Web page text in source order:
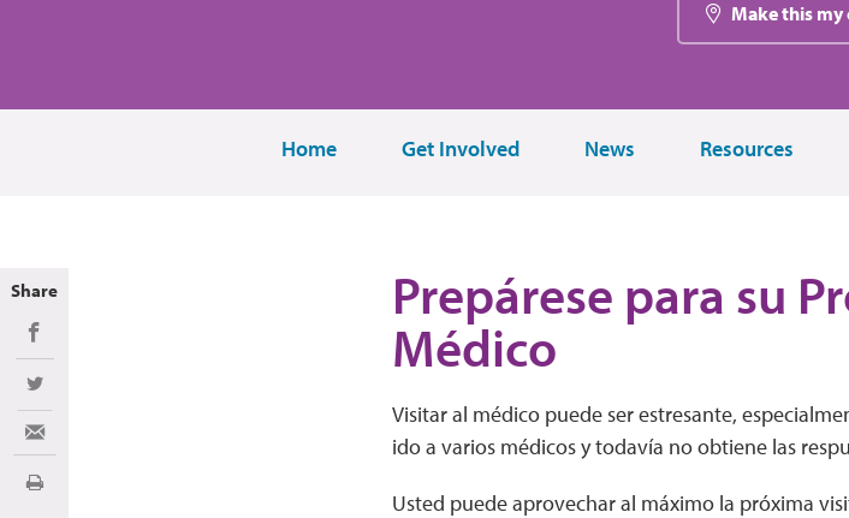
Make this my
Home Get Involved News Resources
Prepárese para su
Médico
Visitar al médico puede ser estresante,
ido a varios médicos y todavía no obtiene las
Usted puede aprovechar al máximo la próxima
Share
Share on Facebook
Share on Twitter
Share via Email
Imprimir